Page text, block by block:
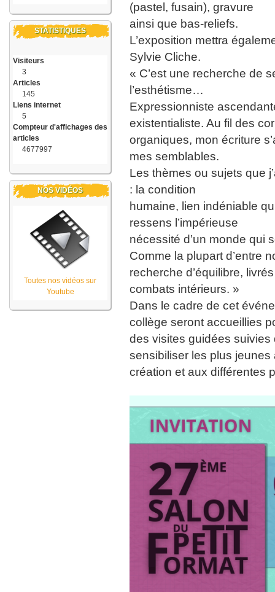
(pastel, fusain), gravure
ainsi que bas-reliefs.
L’exposition mettra
Sylvie Cliche.
« C’est une recherche de
l’esthétisme…
Expressionniste
existentialiste. Au fil des
organiques, mon écriture
mes semblables.
Les thèmes ou sujets que
: la condition
humaine, lien indéniable
ressens l’impérieuse
nécessité d’un monde qui
Comme la plupart d’entre
recherche d’équilibre,
combats intérieurs. »
Dans le cadre de cet
collège seront accueillies
des visites guidées suivies
sensibiliser les plus jeunes
création et aux différentes
STATISTIQUES
Visiteurs
3
Articles
145
Liens internet
5
Compteur d'affichages des
articles
4677997
NOS VIDÉOS
Toutes nos vidéos sur
Youtube